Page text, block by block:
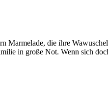
die ihre
in große Not. Wenn sich